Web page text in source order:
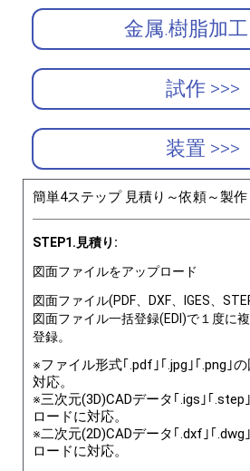
金属.樹脂加工
試作 >>>
装置 >>>
簡単4ステップ 見積り～依頼～製
STEP1.見積り:
図面ファイルをアップロード
図面ファイル(PDF、DXF、IGES、
図面ファイル一括登録(EDI)で１度に
登録。
※ファイル形式｢.pdf｣｢.jpg｣｢.png｣
対応。
※三次元(3D)CADデータ｢.igs｣｢
ロードに対応。
※二次元(2D)CADデータ｢.dxf｣｢
ロードに対応。